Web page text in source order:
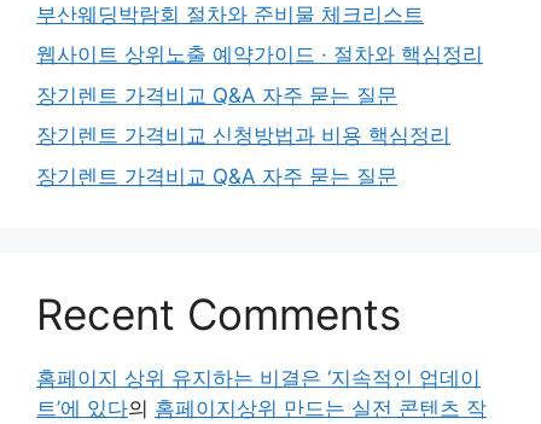
부산웨딩박람회 절차와 준비물 체크리스트
웹사이트 상위노출 예약가이드 · 절차와 핵심정리
장기렌트 가격비교 Q&A 자주 묻는 질문
장기렌트 가격비교 신청방법과 비용 핵심정리
장기렌트 가격비교 Q&A 자주 묻는 질문
Recent Comments
홈페이지 상위 유지하는 비결은 ‘지속적인 업데이
트’에 있다의 홈페이지상위 만드는 실전 콘텐츠 작